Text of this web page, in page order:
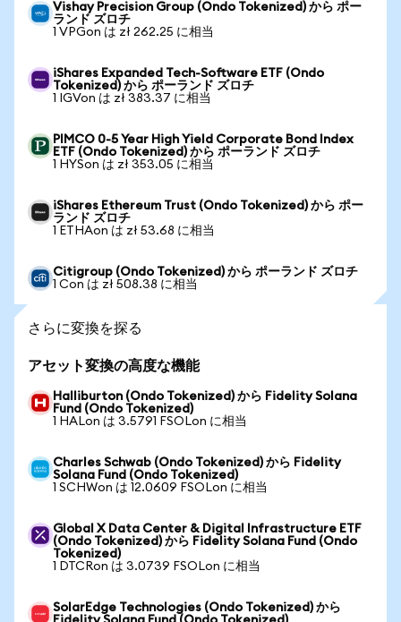
Vishay Precision Group (Ondo Tokenized) から ポー
ランド ズロチ
1 VPGon は zł 262.25 に相当
iShares Expanded Tech-Software ETF (Ondo
Tokenized) から ポーランド ズロチ
1 IGVon は zł 383.37 に相当
PIMCO 0-5 Year High Yield Corporate Bond Index
ETF (Ondo Tokenized) から ポーランド ズロチ
1 HYSon は zł 353.05 に相当
iShares Ethereum Trust (Ondo Tokenized) から ポー
ランド ズロチ
1 ETHAon は zł 53.68 に相当
Citigroup (Ondo Tokenized) から ポーランド ズロチ
1 Con は zł 508.38 に相当
さらに変換を探る
アセット変換の高度な機能
Halliburton (Ondo Tokenized) から Fidelity Solana
Fund (Ondo Tokenized)
1 HALon は 3.5791 FSOLon に相当
Charles Schwab (Ondo Tokenized) から Fidelity
Solana Fund (Ondo Tokenized)
1 SCHWon は 12.0609 FSOLon に相当
Global X Data Center & Digital Infrastructure ETF
(Ondo Tokenized) から Fidelity Solana Fund (Ondo
Tokenized)
1 DTCRon は 3.0739 FSOLon に相当
SolarEdge Technologies (Ondo Tokenized) から